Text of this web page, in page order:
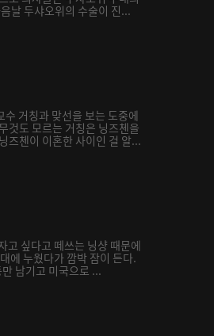
날 두샤오위의 수술이 진...
거칭과 맞선을 보는 도중에
것도 모르는 거칭은 닝즈첸을
즈첸이 이혼한 사이인 걸 알...
고 싶다고 떼쓰는 닝샹 때문에
에 누웠다가 깜박 잠이 든다.
남기고 미국으로 ...